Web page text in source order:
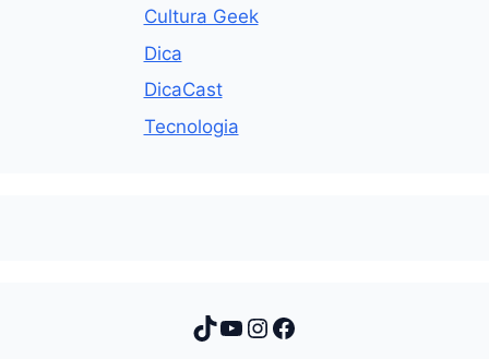
Cultura Geek
Dica
DicaCast
Tecnologia
TikTok
Youtube
Instagram
Facebook